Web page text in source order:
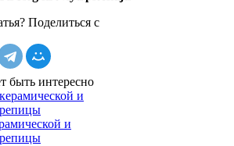
Поделиться с
быть интересно
и